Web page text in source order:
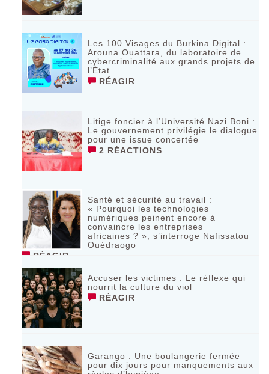
Les 100 Visages du Burkina Digital :
Arouna Ouattara, du laboratoire de
cybercriminalité aux grands projets de
l’État
RÉAGIR
Litige foncier à l’Université Nazi Boni :
Le gouvernement privilégie le dialogue
pour une issue concertée
2 RÉACTIONS
Santé et sécurité au travail :
« Pourquoi les technologies
numériques peinent encore à
convaincre les entreprises
africaines ? », s’interroge Nafissatou
Ouédraogo
RÉAGIR
Accuser les victimes : Le réflexe qui
nourrit la culture du viol
RÉAGIR
Garango : Une boulangerie fermée
pour dix jours pour manquements aux